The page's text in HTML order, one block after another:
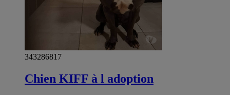
343286817
Chien KIFF à l adoption